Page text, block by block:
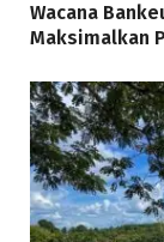
Wacana
Maksimalkan